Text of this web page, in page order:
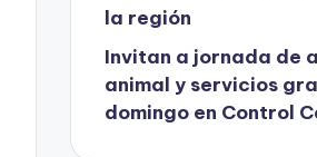
la región
Invitan a jornada de
animal y servicios
domingo en Control